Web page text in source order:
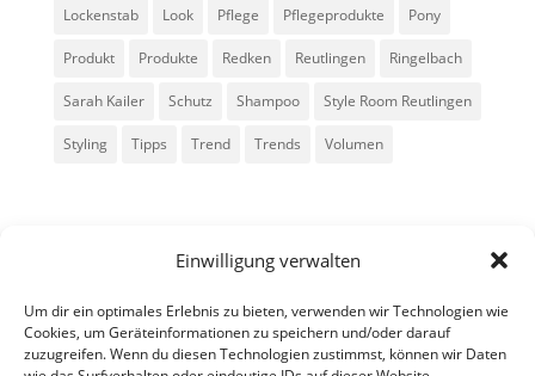
Einwilligung verwalten
Um dir ein optimales Erlebnis zu bieten, verwenden wir Technologien wie
Cookies, um Geräteinformationen zu speichern und/oder darauf
zuzugreifen. Wenn du diesen Technologien zustimmst, können wir Daten
Lockenstab Look Pflege Pflegeprodukte Pony
Produkt Produkte Redken Reutlingen Ringelbach
Sarah Kailer Schutz Shampoo Style Room Reutlingen
Styling Tipps Trend Trends Volumen
Alle Rechte vorbehalten - Sarah Kailer